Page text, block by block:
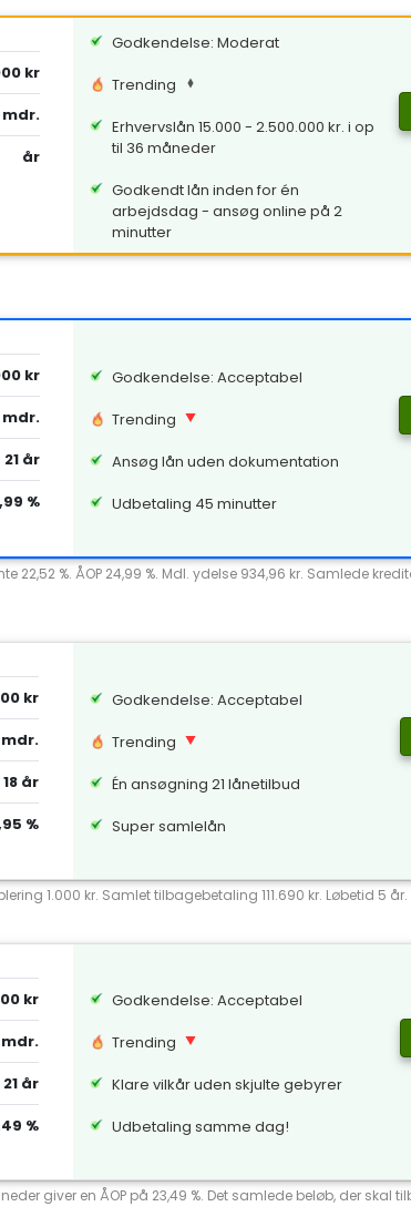
kr
mdr.
år
Godkendelse: Moderat
Trending
Erhvervslån 15.000 - 2.500.000 kr. i op
til 36 måneder
Godkendt lån inden for én
arbejdsdag - ansøg online på 2
minutter
kr
mdr.
21 år
%
Godkendelse: Acceptabel
Trending
Ansøg lån uden dokumentation
Udbetaling 45 minutter
%. ÅOP 24,99 %. Mdl. ydelse 934,96 kr. Samlede
kr
mdr.
18 år
%
Godkendelse: Acceptabel
Trending
Én ansøgning 21 lånetilbud
Super samlelån
1.000 kr. Samlet tilbagebetaling 111.690 kr. Løbetid 5
kr
mdr.
21 år
%
Godkendelse: Acceptabel
Trending
Klare vilkår uden skjulte gebyrer
Udbetaling samme dag!
giver en ÅOP på 23,49 %. Det samlede beløb, der skal